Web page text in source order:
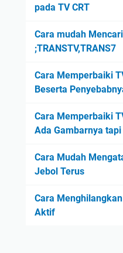
pada TV CRT
Cara mudah
;TRANSTV,TRANS7
Cara Memperbaiki
Beserta
Cara Memperbaiki
Ada Gambarnya
Cara Mudah
Jebol Terus
Cara
Aktif